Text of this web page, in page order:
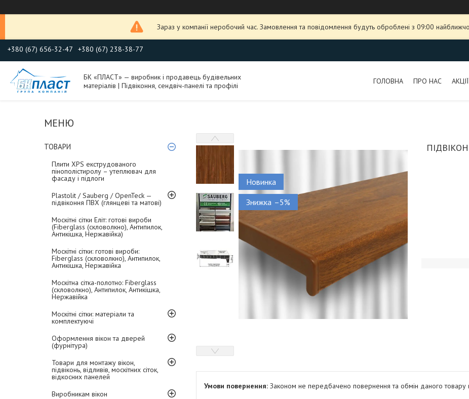
Зараз у компанії неробочий час. Замовлення та повідомлення будуть оброблені з 09:00
+380 (67) 656-32-47 +380 (67) 238-38-77
БК «ПЛАСТ» — виробник і продавець будівельних
матеріалів | Підвіконня, сендвіч-панелі та профілі
ГОЛОВНА ПРО НАС АКЦІЇ
ТОВАРИ
Плити XPS екструдованого
пінополістиролу – утеплювач для
фасаду і підлоги
Plastolit / Sauberg / OpenTeck —
підвіконня ПВХ (глянцеві та матові)
Москітні сітки Еліт: готові вироби
(Fiberglass (скловолкно), Антипилок,
Антикішка, Нержавійка)
Москітні сітки: готові вироби:
Fiberglass (скловолкно), Антипилок,
Антикішка, Нержавійка
Москітна сітка-полотно: Fiberglass
(скловолкно), Антипилок, Антикішка,
Нержавійка
Москітні сітки: матеріали та
комплектуючі
Оформлення вікон та дверей
(фурнітура)
Товари для монтажу вікон,
підвіконь, відливів, москітних сіток,
відкосних панелей
Виробникам вікон
Новинка
–5%
Законом не передбачено повернення та обмін даного товару